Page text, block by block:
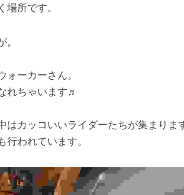
所です。
ーカーさん。
れちゃいます♬
はカッコいいライダーたちが集まりま
われています。